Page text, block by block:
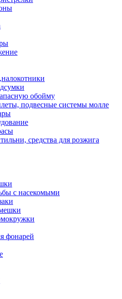
обойму
подвесные системы молле
средства для розжига
с насекомыми
фонарей